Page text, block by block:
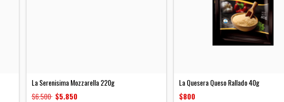
La Serenisima Mozzarella 220g
$6.500 $5.850
La Quesera Queso Rallado 40g
$800